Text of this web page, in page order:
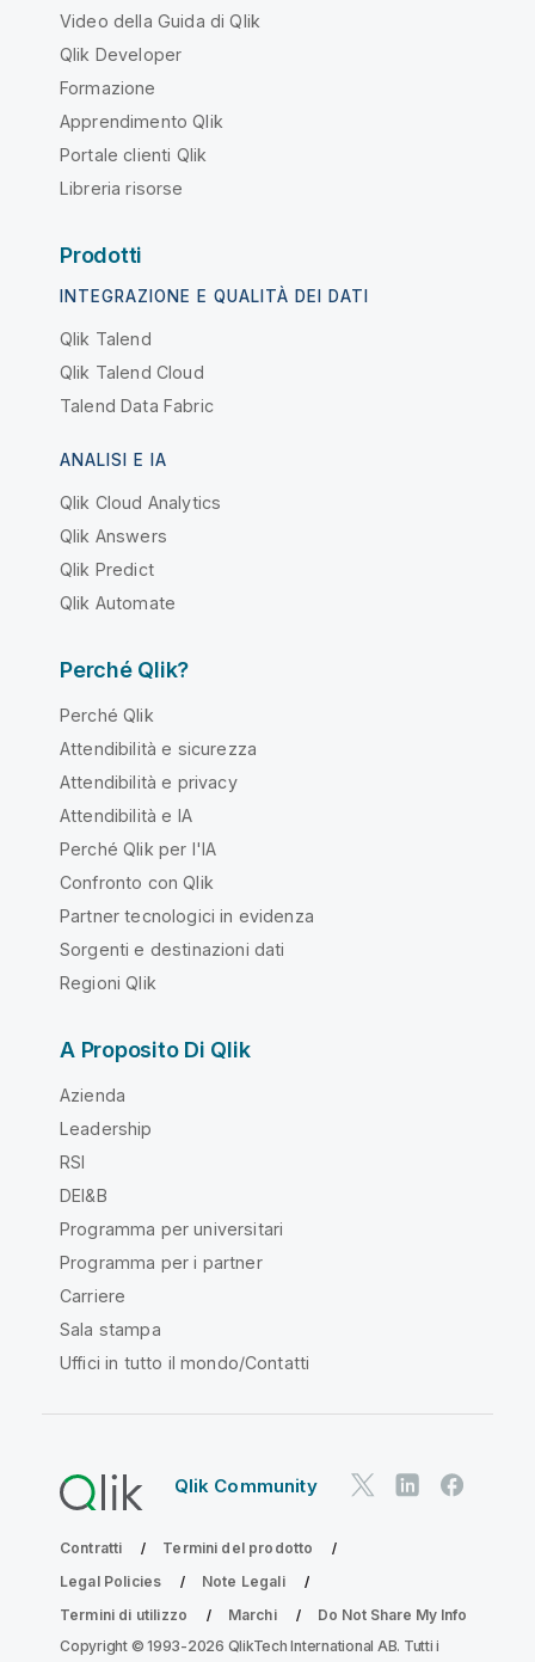
Video della Guida di Qlik
Qlik Developer
Formazione
Apprendimento Qlik
Portale clienti Qlik
Libreria risorse
Prodotti
INTEGRAZIONE E QUALITÀ DEI DATI
Qlik Talend
Qlik Talend Cloud
Talend Data Fabric
ANALISI E IA
Qlik Cloud Analytics
Qlik Answers
Qlik Predict
Qlik Automate
Perché Qlik?
Perché Qlik
Attendibilità e sicurezza
Attendibilità e privacy
Attendibilità e IA
Perché Qlik per l'IA
Confronto con Qlik
Partner tecnologici in evidenza
Sorgenti e destinazioni dati
Regioni Qlik
A Proposito Di Qlik
Azienda
Leadership
RSI
DEI&B
Programma per universitari
Programma per i partner
Carriere
Sala stampa
Uffici in tutto il mondo/Contatti
Qlik Community
Contratti
Termini del prodotto
Legal Policies
Note Legali
Termini di utilizzo
Marchi
Do Not Share My Info
Copyright © 1993-2026 QlikTech International AB. Tutti i